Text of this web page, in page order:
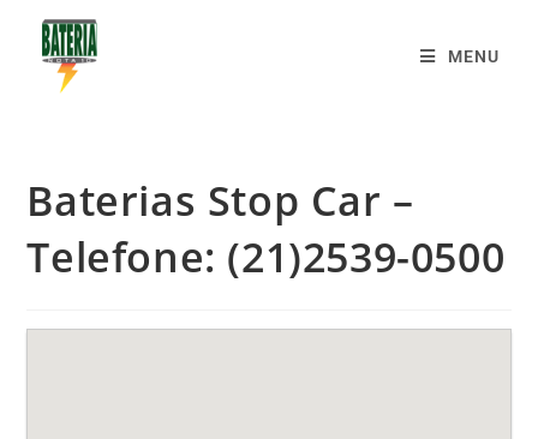
MENU
Baterias Stop Car –
Telefone: (21)2539-0500